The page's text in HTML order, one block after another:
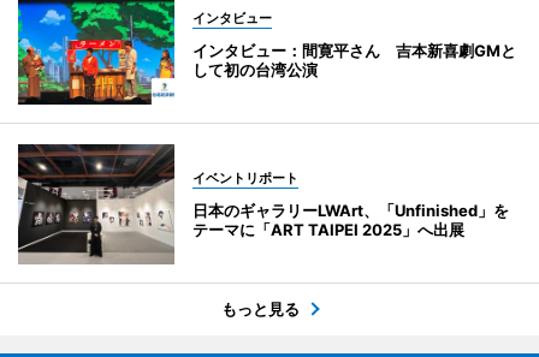
インタビュー
インタビュー：間寛平さん 吉本新喜劇GMと
して初の台湾公演
イベントリポート
日本のギャラリーLWArt、「Unfinished」を
テーマに「ART TAIPEI 2025」へ出展
もっと見る